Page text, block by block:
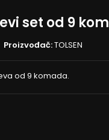
set od 9 kom
Proizvođač:TOLSEN
od 9 komada.